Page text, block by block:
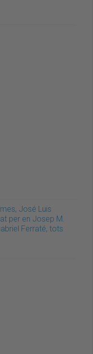
José Luis
per en Josep M.
Ferraté, tots